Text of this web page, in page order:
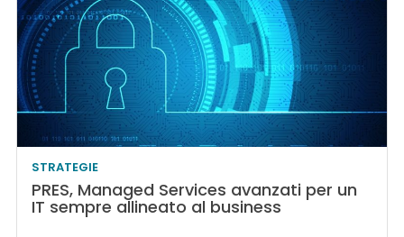
STRATEGIE
PRES, Managed Services avanzati per un
IT sempre allineato al business